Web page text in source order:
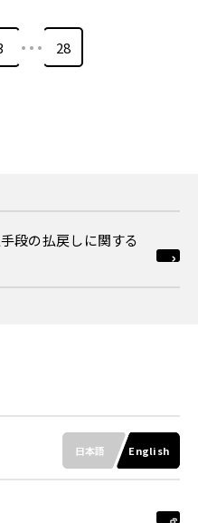
… 28
段の払戻しに関する
日本語 English